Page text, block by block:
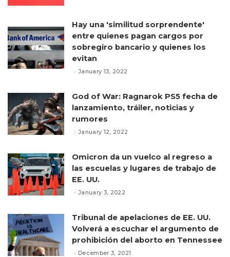
Hay una 'similitud sorprendente'
entre quienes pagan cargos por
sobregiro bancario y quienes los
evitan
January 13, 2022
God of War: Ragnarok PS5 fecha de
lanzamiento, tráiler, noticias y
rumores
January 12, 2022
Omicron da un vuelco al regreso a
las escuelas y lugares de trabajo de
EE. UU.
January 3, 2022
Tribunal de apelaciones de EE. UU.
Volverá a escuchar el argumento de
prohibición del aborto en Tennessee
December 3, 2021